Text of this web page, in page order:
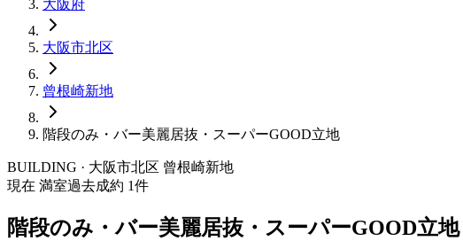
大阪府
大阪市北区
曾根崎新地
階段のみ・バー美麗居抜・スーパーGOOD立地
BUILDING · 大阪市北区 曾根崎新地
現在 満室過去成約 1件
階段のみ・バー美麗居抜・スーパーGOOD立地